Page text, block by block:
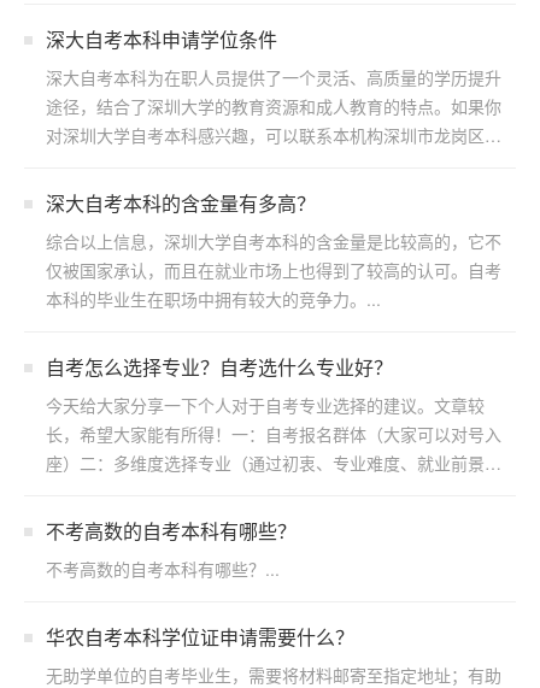
深大自考本科申请学位条件
深大自考本科为在职人员提供了一个灵活、高质量的学历提升
途径，结合了深圳大学的教育资源和成人教育的特点。如果你
对深圳大学自考本科感兴趣，可以联系本机构深圳市龙岗区浩
​深大自考本科的含金量有多高？
综合以上信息，深圳大学自考本科的含金量是比较高的，它不
仅被国家承认，而且在就业市场上也得到了较高的认可。自考
本科的毕业生在职场中拥有较大的竞争力。...
自考怎么选择专业？自考选什么专业好？
今天给大家分享一下个人对于自考专业选择的建议。文章较
长，希望大家能有所得！一：自考报名群体（大家可以对号入
座）二：多维度选择专业（通过初衷、专业难度、就业前景方
不考高数的自考本科有哪些？
不考高数的自考本科有哪些？...
华农自考本科学位证申请需要什么？
无助学单位的自考毕业生，需要将材料邮寄至指定地址；有助